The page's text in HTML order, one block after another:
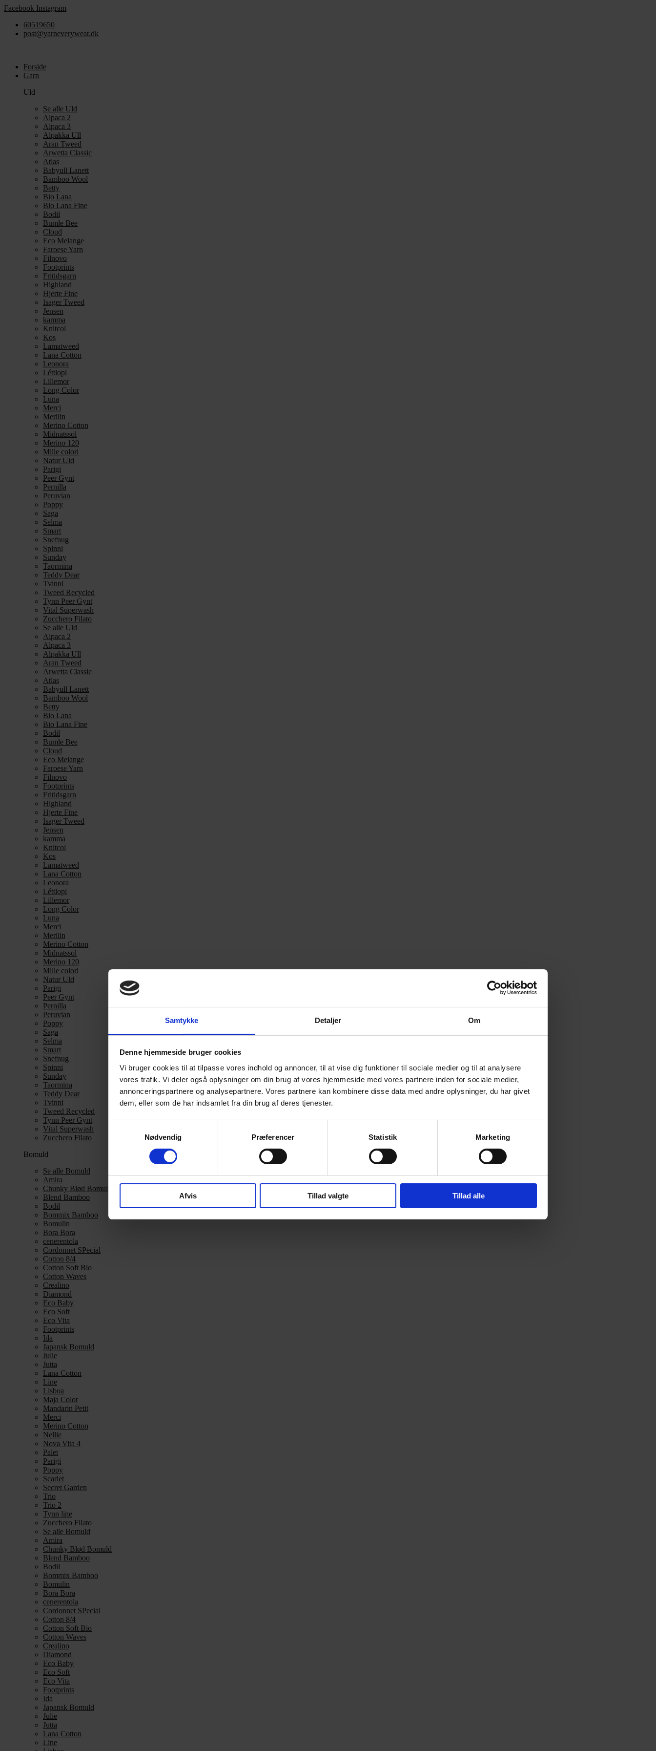
Samtykke Detaljer Om
Denne hjemmeside bruger cookies
Vi bruger cookies til at tilpasse vores indhold og annoncer, til at vise dig funktioner til sociale medier og til at analysere
vores trafik. Vi deler også oplysninger om din brug af vores hjemmeside med vores partnere inden for sociale medier,
annonceringspartnere og analysepartnere. Vores partnere kan kombinere disse data med andre oplysninger, du har givet
dem, eller som de har indsamlet fra din brug af deres tjenester.
Nødvendig
Præferencer Statistik Marketing
Afvis Tillad valgte Tillad alle
Videre
indhold
Facebook Instagram
60519650
post@yarneverywear.dk
Forside
Garn
Uld
Se alle Uld
Alpaca 2
Alpaca 3
Alpakka Ull
Aran Tweed
Arwetta Classic
Atlas
Babyull Lanett
Bamboo Wool
Betty
Bio Lana
Bio Lana Fine
Bodil
Bumle Bee
Cloud
Eco Melange
Faroese Yarn
Filnovo
Footprints
Fritidsgarn
Highland
Hjerte Fine
Isager Tweed
Jensen
kamma
Knitcol
Kos
Lamatweed
Lana Cotton
Leonora
Léttlopi
Lillemor
Long Color
Luna
Merci
Merilin
Merino Cotton
Midnatssol
Merino 120
Mille colori
Natur Uld
Parigi
Peer Gynt
Pernilla
Peruvian
Poppy
Saga
Selma
Smart
Snefnug
Spinni
Sunday
Taormina
Teddy Dear
Tvinni
Tweed Recycled
Tynn Peer Gynt
Vital Superwash
Zucchero Filato
Se alle Uld
Alpaca 2
Alpaca 3
Alpakka Ull
Aran Tweed
Arwetta Classic
Atlas
Babyull Lanett
Bamboo Wool
Betty
Bio Lana
Bio Lana Fine
Bodil
Bumle Bee
Cloud
Eco Melange
Faroese Yarn
Filnovo
Footprints
Fritidsgarn
Highland
Hjerte Fine
Isager Tweed
Jensen
kamma
Knitcol
Kos
Lamatweed
Lana Cotton
Leonora
Léttlopi
Lillemor
Long Color
Luna
Merci
Merilin
Merino Cotton
Midnatssol
Merino 120
Mille colori
Natur Uld
Parigi
Peer Gynt
Pernilla
Peruvian
Poppy
Saga
Selma
Smart
Snefnug
Spinni
Sunday
Taormina
Teddy Dear
Tvinni
Tweed Recycled
Tynn Peer Gynt
Vital Superwash
Zucchero Filato
Bomuld
Se alle Bomuld
Amira
Chunky Blød Bomuld
Blend Bamboo
Bodil
Bommix Bamboo
Bomulin
Bora Bora
cenerentola
Cordonnet SPecial
Cotton 8/4
Cotton Soft Bio
Cotton Waves
Crealino
Diamond
Eco Baby
Eco Soft
Eco Vita
Footprints
Ida
Japansk Bomuld
Julie
Jutta
Lana Cotton
Line
Lisboa
Maja Color
Mandarin Petit
Merci
Merino Cotton
Nellie
Nova Vita 4
Palet
Parigi
Poppy
Scarlet
Secret Garden
Trio
Trio 2
Tynn line
Zucchero Filato
Se alle Bomuld
Amira
Chunky Blød Bomuld
Blend Bamboo
Bodil
Bommix Bamboo
Bomulin
Bora Bora
cenerentola
Cordonnet SPecial
Cotton 8/4
Cotton Soft Bio
Cotton Waves
Crealino
Diamond
Eco Baby
Eco Soft
Eco Vita
Footprints
Ida
Japansk Bomuld
Julie
Jutta
Lana Cotton
Line